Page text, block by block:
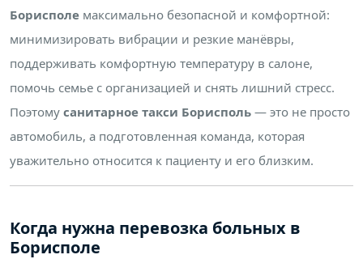
Борисполе максимально безопасной и комфортной:
минимизировать вибрации и резкие манёвры,
поддерживать комфортную температуру в салоне,
помочь семье с организацией и снять лишний стресс.
Поэтому санитарное такси Борисполь — это не просто
автомобиль, а подготовленная команда, которая
уважительно относится к пациенту и его близким.
Когда нужна перевозка больных в
Борисполе